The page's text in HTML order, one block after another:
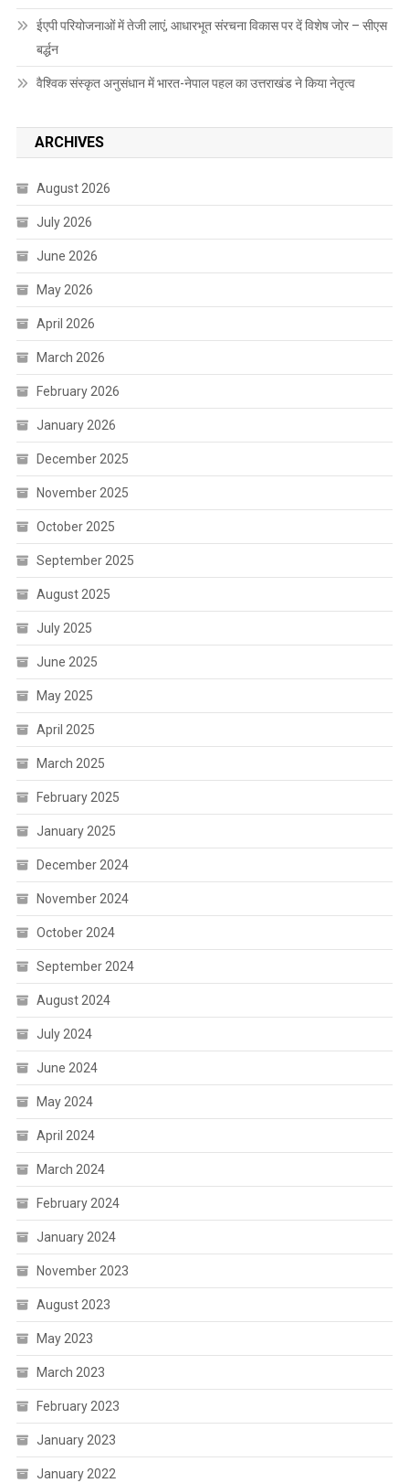
ईएपी परियोजनाओं में तेजी लाएं, आधारभूत संरचना विकास पर दें विशेष जोर – सीएस
बर्द्धन
वैश्विक संस्कृत अनुसंधान में भारत-नेपाल पहल का उत्तराखंड ने किया नेतृत्व
ARCHIVES
August 2026
July 2026
June 2026
May 2026
April 2026
March 2026
February 2026
January 2026
December 2025
November 2025
October 2025
September 2025
August 2025
July 2025
June 2025
May 2025
April 2025
March 2025
February 2025
January 2025
December 2024
November 2024
October 2024
September 2024
August 2024
July 2024
June 2024
May 2024
April 2024
March 2024
February 2024
January 2024
November 2023
August 2023
May 2023
March 2023
February 2023
January 2023
January 2022